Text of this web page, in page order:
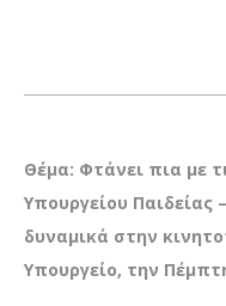
Θέμα: Φτάνει πια με
Υπουργείου Παιδείας
δυναμικά στην
Υπουργείο, την